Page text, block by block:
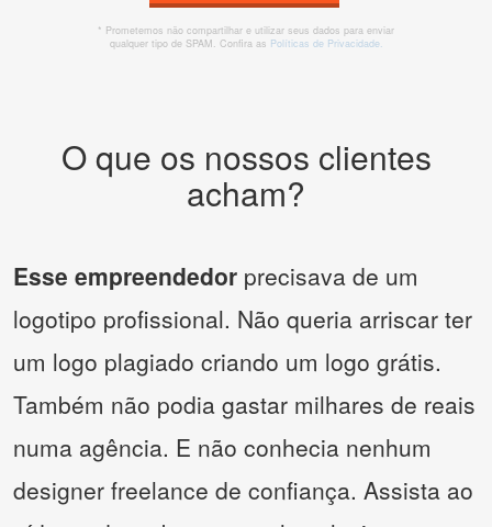
* Prometemos não compartilhar e utilizar seus dados para enviar
qualquer tipo de SPAM. Confira as Políticas de Privacidade.
O que os nossos clientes
acham?
Esse empreendedor precisava de um
logotipo profissional. Não queria arriscar ter
um logo plagiado criando um logo grátis.
Também não podia gastar milhares de reais
numa agência. E não conhecia nenhum
designer freelance de confiança. Assista ao